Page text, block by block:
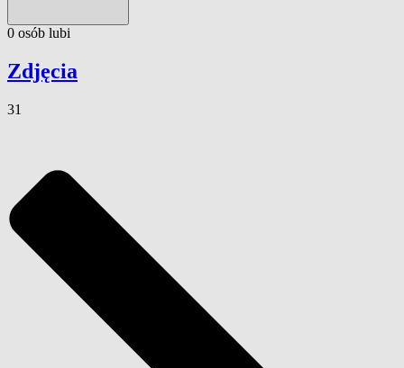
0 osób lubi
Zdjęcia
31